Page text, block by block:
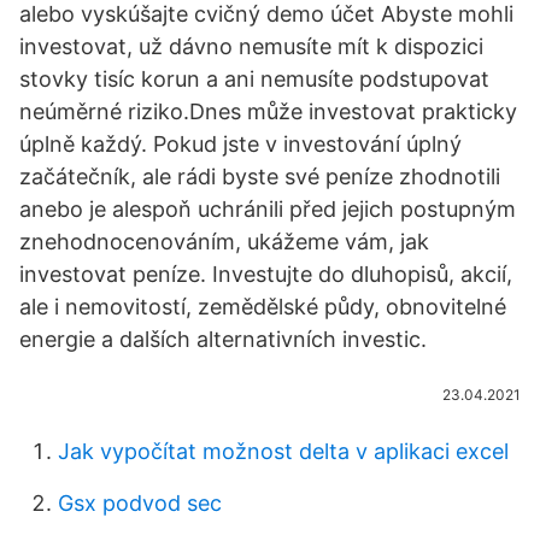
alebo vyskúšajte cvičný demo účet Abyste mohli
investovat, už dávno nemusíte mít k dispozici
stovky tisíc korun a ani nemusíte podstupovat
neúměrné riziko.Dnes může investovat prakticky
úplně každý. Pokud jste v investování úplný
začátečník, ale rádi byste své peníze zhodnotili
anebo je alespoň uchránili před jejich postupným
znehodnocenováním, ukážeme vám, jak
investovat peníze. Investujte do dluhopisů, akcií,
ale i nemovitostí, zemědělské půdy, obnovitelné
energie a dalších alternativních investic.
23.04.2021
Jak vypočítat možnost delta v aplikaci excel
Gsx podvod sec